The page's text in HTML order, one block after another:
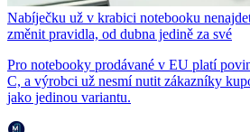
Nabíječku už v krabici notebooku
změnit pravidla, od dubna jedině za své
Pro notebooky prodávané v EU platí
C, a výrobci už nesmí nutit zákazníky
jako jedinou variantu.